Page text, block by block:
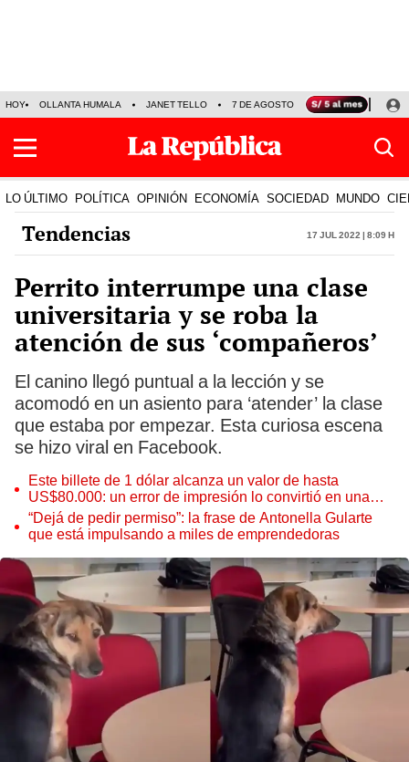
HOY OLLANTA HUMALA JANET TELLO 7 DE AGOSTO TINKA RESULTADOS
LO ÚLTIMO POLÍTICA OPINIÓN ECONOMÍA SOCIEDAD MUNDO
Tendencias 17 Jul 2022 | 8:09 h
Perrito interrumpe una clase
universitaria y se roba la
atención de sus ‘compañeros’
El canino llegó puntual a la lección y se
acomodó en un asiento para ‘atender’ la clase
que estaba por empezar. Esta curiosa escena
se hizo viral en Facebook.
Este billete de 1 dólar alcanza un valor de hasta
US$80.000: un error de impresión lo convirtió en una
pieza única que hoy buscan coleccionistas de todo el
mundo
“Dejá de pedir permiso”: la frase de Antonella Gularte
que está impulsando a miles de emprendedoras